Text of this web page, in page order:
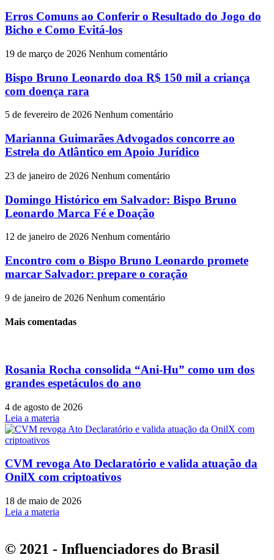
Erros Comuns ao Conferir o Resultado do Jogo do
Bicho e Como Evitá-los
19 de março de 2026 Nenhum comentário
Bispo Bruno Leonardo doa R$ 150 mil a criança
com doença rara
5 de fevereiro de 2026 Nenhum comentário
Marianna Guimarães Advogados concorre ao
Estrela do Atlântico em Apoio Jurídico
23 de janeiro de 2026 Nenhum comentário
Domingo Histórico em Salvador: Bispo Bruno
Leonardo Marca Fé e Doação
12 de janeiro de 2026 Nenhum comentário
Encontro com o Bispo Bruno Leonardo promete
marcar Salvador: prepare o coração
9 de janeiro de 2026 Nenhum comentário
Mais comentadas
Rosania Rocha consolida “Ani-Hu” como um dos
grandes espetáculos do ano
4 de agosto de 2026
Leia a materia
CVM revoga Ato Declaratório e valida atuação da
OnilX com criptoativos
18 de maio de 2026
Leia a materia
© 2021 - Influenciadores do Brasil